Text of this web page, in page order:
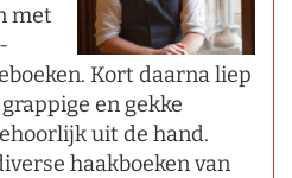
met
Kort daarna liep
en gekke
uit de hand.
haakboeken van